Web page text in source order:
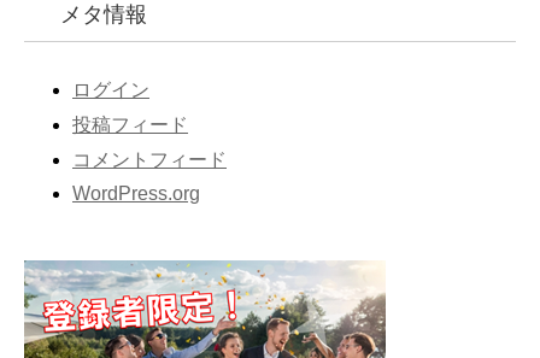
メタ情報
ログイン
投稿フィード
コメントフィード
WordPress.org